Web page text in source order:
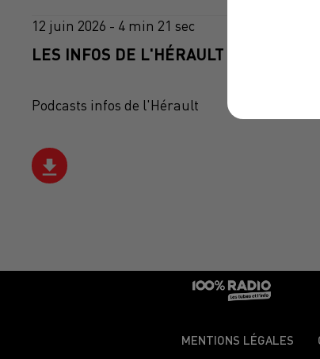
12 juin 2026 - 4 min 21 sec
LES INFOS DE L'HÉRAULT DU 12/06/
Podcasts infos de l'Hérault
MENTIONS LÉGALES